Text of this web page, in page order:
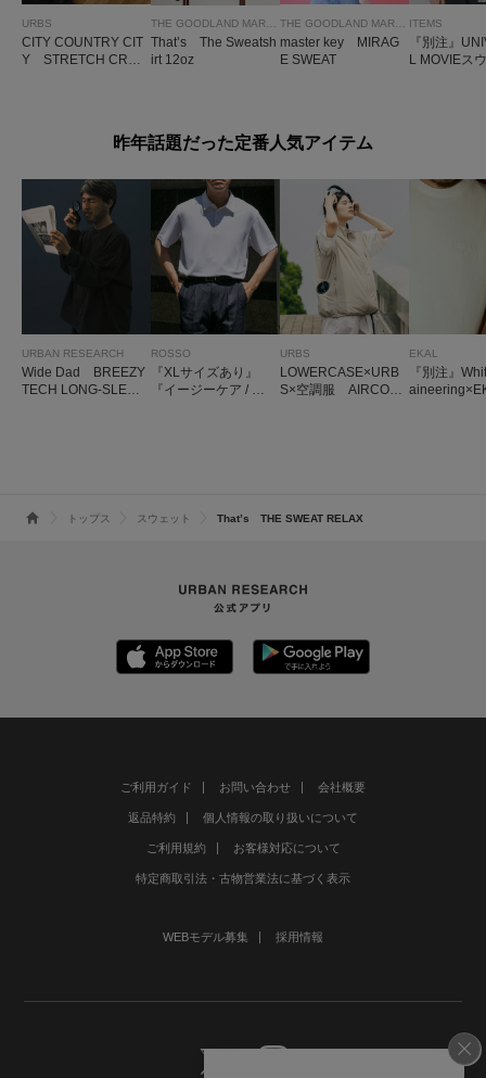
URBS
CITY COUNTRY CIT
Y STRETCH CRE
THE GOODLAND MARKET
That’s The Sweatsh
irt 12oz
THE GOODLAND MARKET
master key MIRAG
E SWEAT
ITEMS
『別注』
L MOVIEス
昨年話題だった定番人気アイテム
URBAN RESEARCH
Wide Dad BREEZY
TECH LONG-SLEEV
ROSSO
『XLサイズあり』
『イージーケア / 接
URBS
LOWERCASE×URB
S×空調服 AIRCOO
EKAL
『別注』
トップス スウェット That’s THE SWEAT RELAX
ご利用ガイド お問い合わせ 会社概要
返品特約 個人情報の取り扱いについて
ご利用規約 お客様対応について
特定商取引法・古物営業法に基づく表示
WEBモデル募集 採用情報